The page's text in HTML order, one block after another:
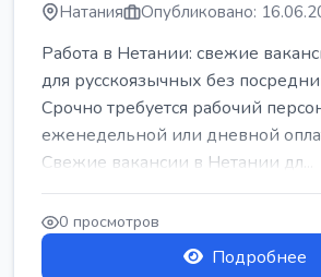
Натания Опубликовано:
Работа в Нетании: свежие
для русскоязычных без
Срочно требуется рабочий
еженедельной или дневной
Свежие вакансии в Нетании дл...
0 просмотров
Подробнее